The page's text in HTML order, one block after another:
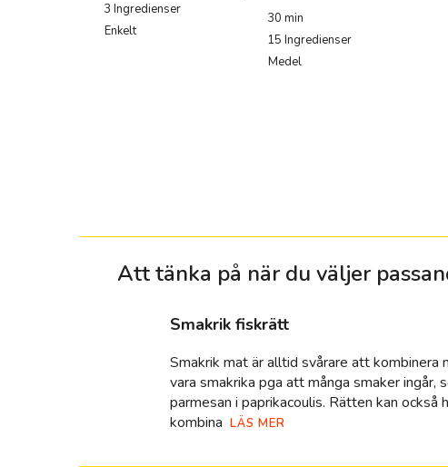
3 Ingredienser
Enkelt
30 min
15 Ingredienser
Medel
Att tänka på när du väljer
smakrik fiskrätt
Smakrik mat är alltid svårare att kombinera
vara smakrika pga att många smaker
parmesan i paprikacoulis. Rätten kan också
kombina LÄS MER